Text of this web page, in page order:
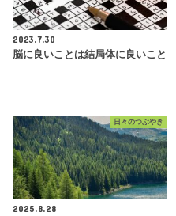
2023.7.30
脳に良いことは結局体に良いこと
日々のつぶやき
2025.8.28